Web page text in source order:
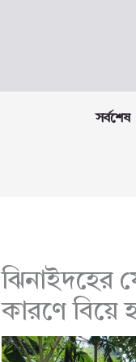
সর্বশেষ
ঝিনাইদহের
কারণে বিয়ে